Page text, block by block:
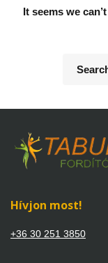
It seems we
Hívjon most!
+36 30 251 3850